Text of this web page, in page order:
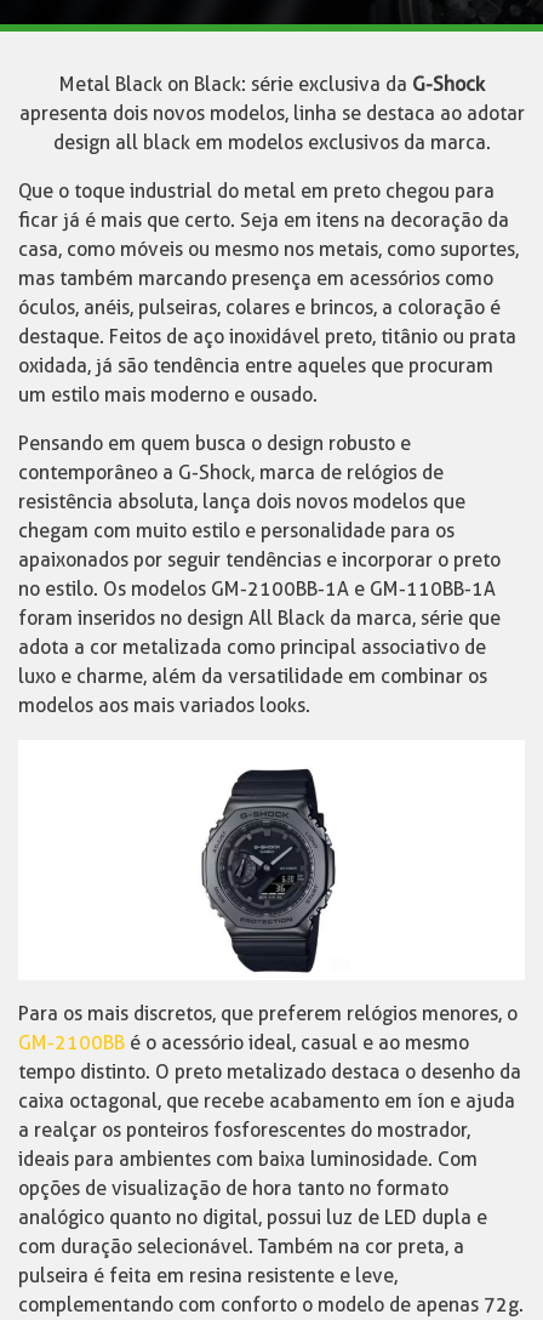
Metal Black on Black: série exclusiva da G-Shock
apresenta dois novos modelos, linha se destaca ao adotar
design all black em modelos exclusivos da marca.
Que o toque industrial do metal em preto chegou para
ficar já é mais que certo. Seja em itens na decoração da
casa, como móveis ou mesmo nos metais, como suportes,
mas também marcando presença em acessórios como
óculos, anéis, pulseiras, colares e brincos, a coloração é
destaque. Feitos de aço inoxidável preto, titânio ou prata
oxidada, já são tendência entre aqueles que procuram
um estilo mais moderno e ousado.
Pensando em quem busca o design robusto e
contemporâneo a G-Shock, marca de relógios de
resistência absoluta, lança dois novos modelos que
chegam com muito estilo e personalidade para os
apaixonados por seguir tendências e incorporar o preto
no estilo. Os modelos GM-2100BB-1A e GM-110BB-1A
foram inseridos no design All Black da marca, série que
adota a cor metalizada como principal associativo de
luxo e charme, além da versatilidade em combinar os
modelos aos mais variados looks.
Para os mais discretos, que preferem relógios menores, o
GM-2100BB é o acessório ideal, casual e ao mesmo
tempo distinto. O preto metalizado destaca o desenho da
caixa octagonal, que recebe acabamento em íon e ajuda
a realçar os ponteiros fosforescentes do mostrador,
ideais para ambientes com baixa luminosidade. Com
opções de visualização de hora tanto no formato
analógico quanto no digital, possui luz de LED dupla e
com duração selecionável. Também na cor preta, a
pulseira é feita em resina resistente e leve,
complementando com conforto o modelo de apenas 72g.